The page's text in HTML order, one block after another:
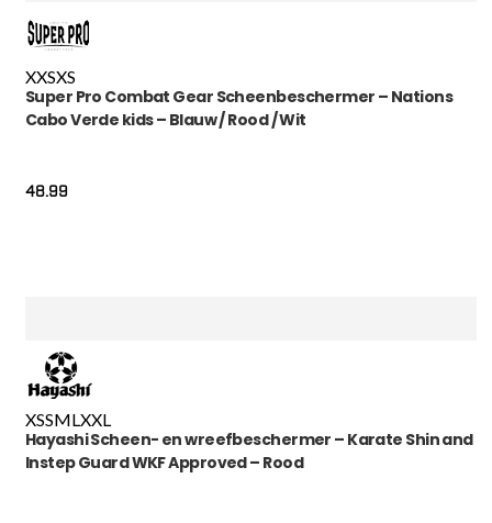
XXSXS
Super Pro Combat Gear Scheenbeschermer – Nations
Cabo Verde kids – Blauw / Rood / Wit
48.99
XSSMLXXL
Hayashi Scheen- en wreefbeschermer – Karate Shin and
Instep Guard WKF Approved – Rood